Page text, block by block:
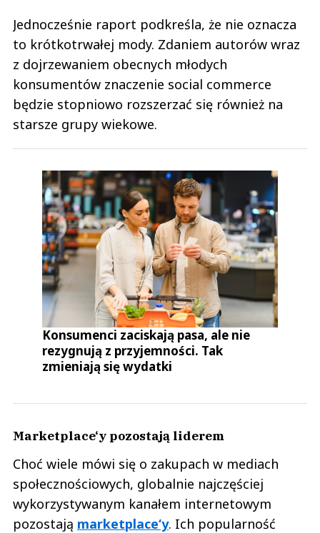
Jednocześnie raport podkreśla, że nie oznacza
to krótkotrwałej mody. Zdaniem autorów wraz
z dojrzewaniem obecnych młodych
konsumentów znaczenie social commerce
będzie stopniowo rozszerzać się również na
starsze grupy wiekowe.
Konsumenci zaciskają pasa, ale nie
rezygnują z przyjemności. Tak
zmieniają się wydatki
Marketplace‘y pozostają liderem
Choć wiele mówi się o zakupach w mediach
społecznościowych, globalnie najczęściej
wykorzystywanym kanałem internetowym
pozostają marketplace‘y. Ich popularność